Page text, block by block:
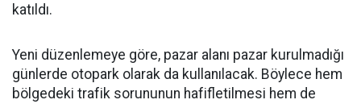
katıldı.
Yeni düzenlemeye göre, pazar alanı pazar kurulmadığı
günlerde otopark olarak da kullanılacak. Böylece hem
bölgedeki trafik sorununun hafifletilmesi hem de